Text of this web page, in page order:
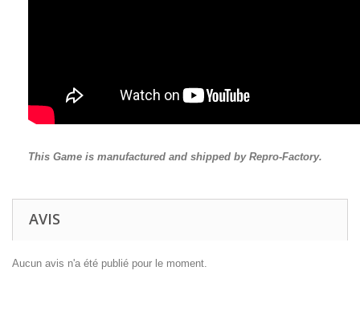
This Game is manufactured and shipped by Repro-Factory.
AVIS
Aucun avis n'a été publié pour le moment.